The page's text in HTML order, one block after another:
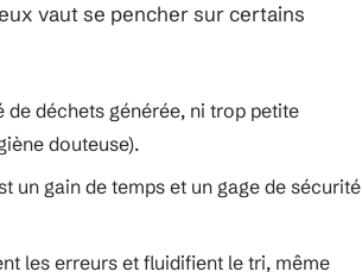
vaut se pencher sur certains
déchets générée, ni trop petite
douteuse).
un gain de temps et un gage de sécurité
les erreurs et fluidifient le tri, même